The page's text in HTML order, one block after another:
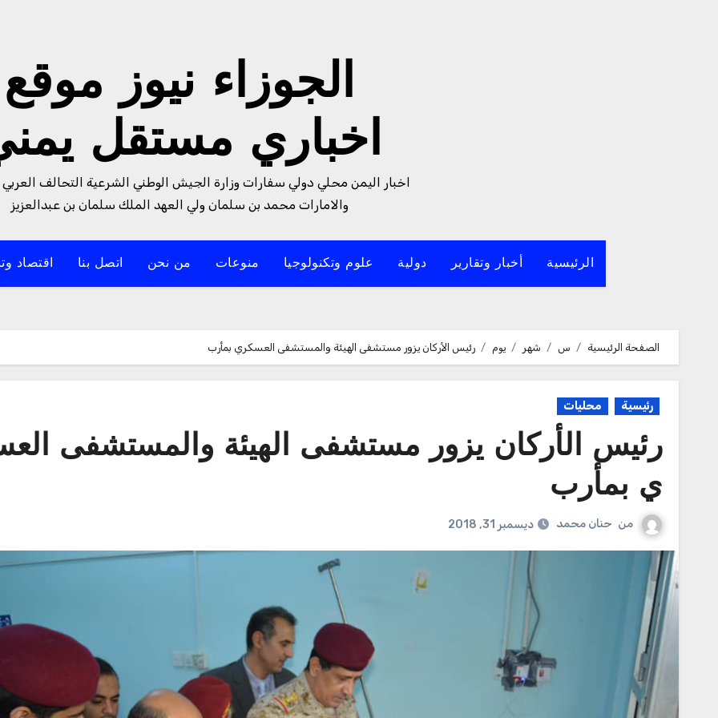
الجوزاء نيوز موقع
اخباري مستقل
اخبار اليمن محلي دولي سفارات وزارة الجيش الوطني الشرعية التحالف
والامارات محمد بن سلمان ولي العهد الملك سلمان بن عبدالعزيز
الرئيسية أخبار وتقارير دولية علوم وتكنولوجيا منوعات من نحن اتصل بنا اقتصاد
الصفحة الرئيسية س شهر يوم رئيس الأركان يزور مستشفى الهيئة والمستشفى العسكري بمأرب
رئيسية محليات
رئيس الأركان يزور مستشفى الهيئة والمستشفى
ي بمأرب
من حنان محمد ديسمبر 31, 2018